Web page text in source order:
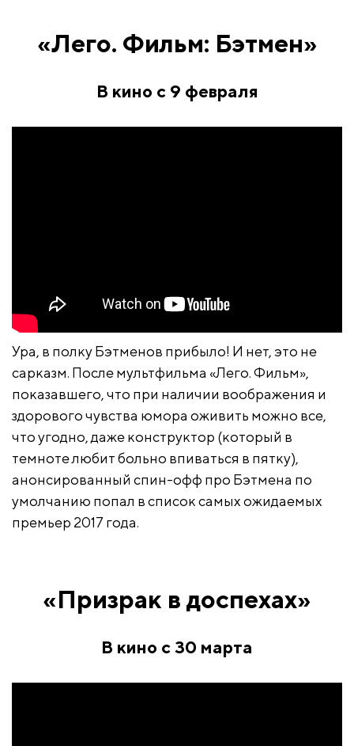
«Лего. Фильм: Бэтмен»
В кино с 9 февраля
Ура, в полку Бэтменов прибыло! И нет, это не
сарказм. После мультфильма «Лего. Фильм»,
показавшего, что при наличии воображения и
здорового чувства юмора оживить можно все,
что угодно, даже конструктор (который в
темноте любит больно впиваться в пятку),
анонсированный спин-офф про Бэтмена по
умолчанию попал в список самых ожидаемых
премьер 2017 года.
«Призрак в доспехах»
В кино с 30 марта